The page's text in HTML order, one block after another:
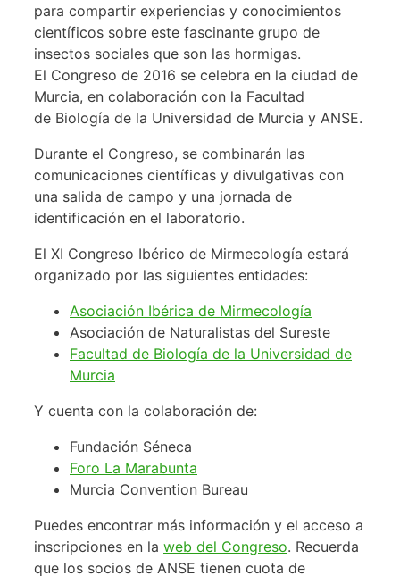
para compartir experiencias y conocimientos
científicos sobre este fascinante grupo de
insectos sociales que son las hormigas.
El Congreso de 2016 se celebra en la ciudad de
Murcia, en colaboración con la Facultad
de Biología de la Universidad de Murcia y ANSE.
Durante el Congreso, se combinarán las
comunicaciones científicas y divulgativas con
una salida de campo y una jornada de
identificación en el laboratorio.
El XI Congreso Ibérico de Mirmecología estará
organizado por las siguientes entidades:
Asociación Ibérica de Mirmecología
Asociación de Naturalistas del Sureste
Facultad de Biología de la Universidad de
Murcia
Y cuenta con la colaboración de:
Fundación Séneca
Foro La Marabunta
Murcia Convention Bureau
Puedes encontrar más información y el acceso a
inscripciones en la web del Congreso. Recuerda
que los socios de ANSE tienen cuota de